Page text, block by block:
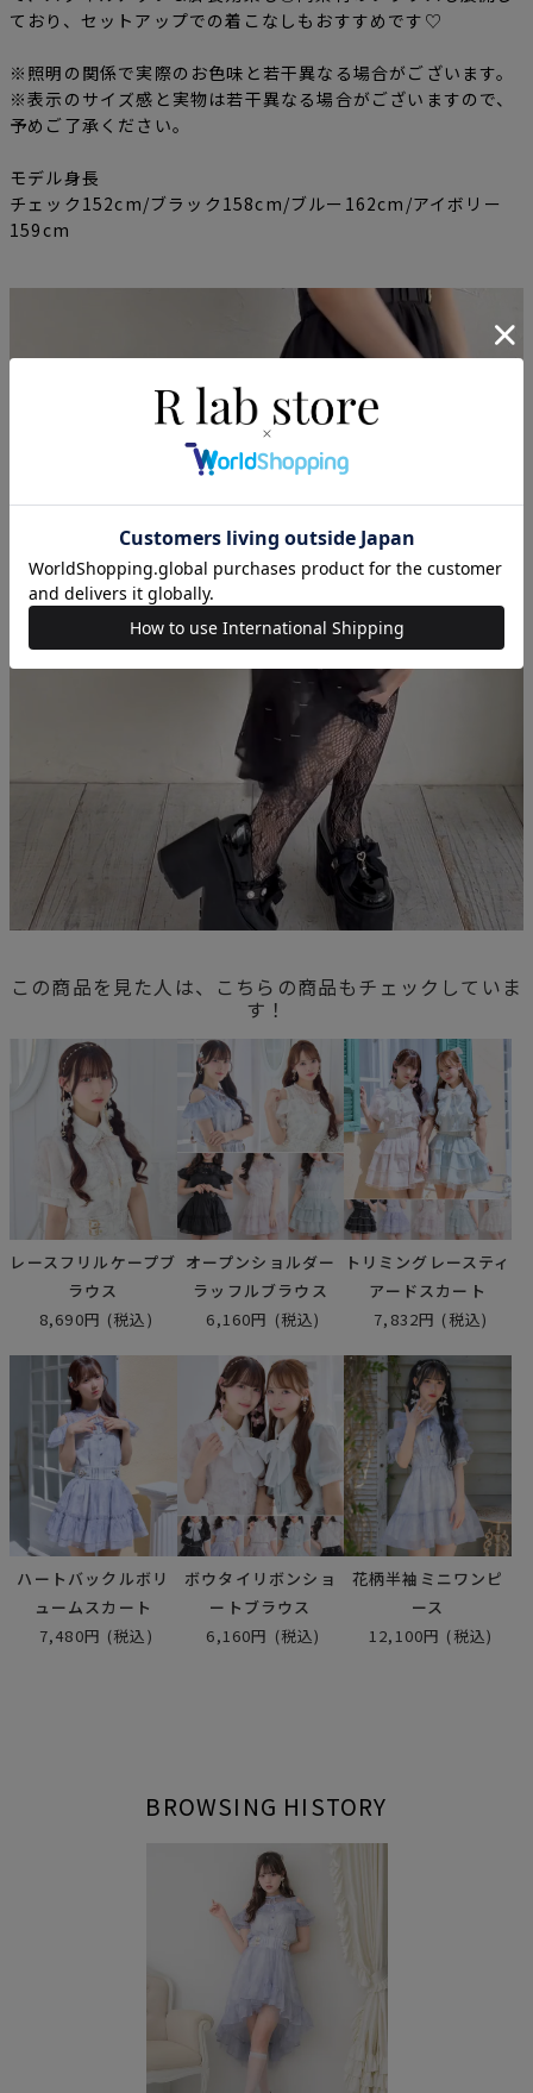
ており、セットアップでの着こなしもおすすめです♡
※照明の関係で実際のお色味と若干異なる場合がございます。
※表示のサイズ感と実物は若干異なる場合がございますので、
予めご了承ください。
モデル身長
チェック152cm/ブラック158cm/ブルー162cm/アイボリー
159cm
この商品を見た人は、こちらの商品もチェックしていま
す！
レースフリルケープブ
ラウス
8,690円 (税込)
オープンショルダー
ラッフルブラウス
6,160円 (税込)
トリミングレースティ
アードスカート
7,832円 (税込)
ハートバックルボリ
ュームスカート
7,480円 (税込)
ボウタイリボンショ
ートブラウス
6,160円 (税込)
花柄半袖ミニワンピ
ース
12,100円 (税込)
BROWSING HISTORY